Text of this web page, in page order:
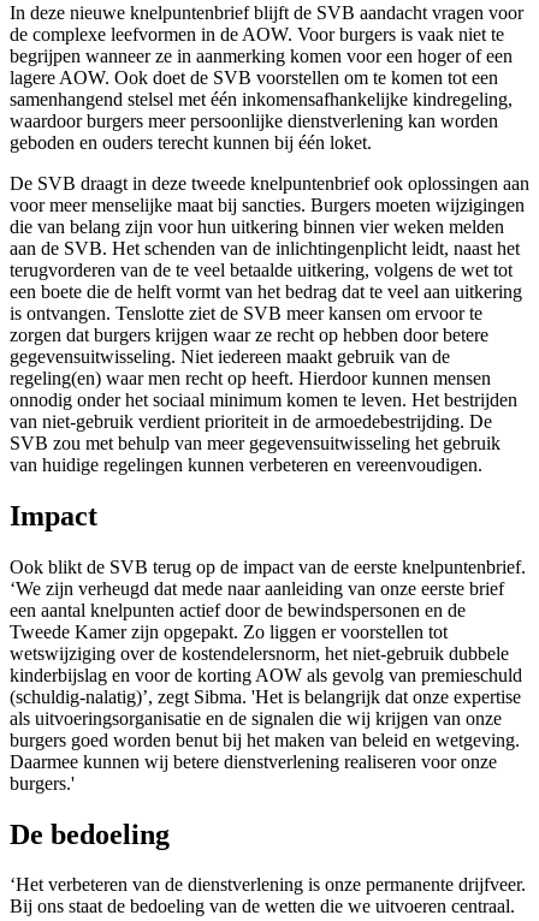
In deze nieuwe knelpuntenbrief blijft de SVB aandacht vragen voor
de complexe leefvormen in de AOW. Voor burgers is vaak niet te
begrijpen wanneer ze in aanmerking komen voor een hoger of een
lagere AOW. Ook doet de SVB voorstellen om te komen tot een
samenhangend stelsel met één inkomensafhankelijke kindregeling,
waardoor burgers meer persoonlijke dienstverlening kan worden
geboden en ouders terecht kunnen bij één loket.
De SVB draagt in deze tweede knelpuntenbrief ook oplossingen aan
voor meer menselijke maat bij sancties. Burgers moeten wijzigingen
die van belang zijn voor hun uitkering binnen vier weken melden
aan de SVB. Het schenden van de inlichtingenplicht leidt, naast het
terugvorderen van de te veel betaalde uitkering, volgens de wet tot
een boete die de helft vormt van het bedrag dat te veel aan uitkering
is ontvangen. Tenslotte ziet de SVB meer kansen om ervoor te
zorgen dat burgers krijgen waar ze recht op hebben door betere
gegevensuitwisseling. Niet iedereen maakt gebruik van de
regeling(en) waar men recht op heeft. Hierdoor kunnen mensen
onnodig onder het sociaal minimum komen te leven. Het bestrijden
van niet-gebruik verdient prioriteit in de armoedebestrijding. De
SVB zou met behulp van meer gegevensuitwisseling het gebruik
van huidige regelingen kunnen verbeteren en vereenvoudigen.
Impact
Ook blikt de SVB terug op de impact van de eerste knelpuntenbrief.
‘We zijn verheugd dat mede naar aanleiding van onze eerste brief
een aantal knelpunten actief door de bewindspersonen en de
Tweede Kamer zijn opgepakt. Zo liggen er voorstellen tot
wetswijziging over de kostendelersnorm, het niet-gebruik dubbele
kinderbijslag en voor de korting AOW als gevolg van premieschuld
(schuldig-nalatig)’, zegt Sibma. 'Het is belangrijk dat onze expertise
als uitvoeringsorganisatie en de signalen die wij krijgen van onze
burgers goed worden benut bij het maken van beleid en wetgeving.
Daarmee kunnen wij betere dienstverlening realiseren voor onze
burgers.'
De bedoeling
‘Het verbeteren van de dienstverlening is onze permanente drijfveer.
Bij ons staat de bedoeling van de wetten die we uitvoeren centraal.